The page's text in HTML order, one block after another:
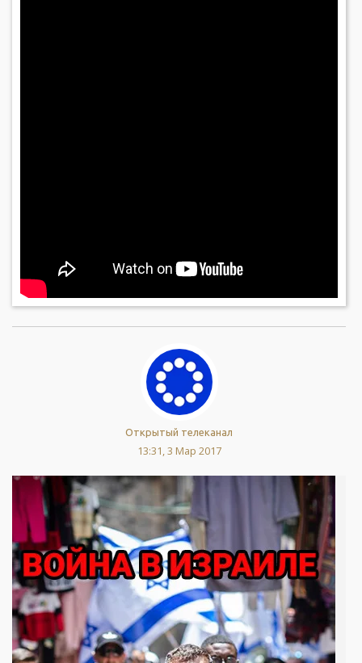
Открытый телеканал
13:31, 3 Мар 2017